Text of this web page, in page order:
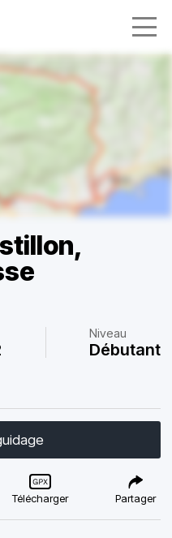
Niveau
Débutant
Télécharger Partager